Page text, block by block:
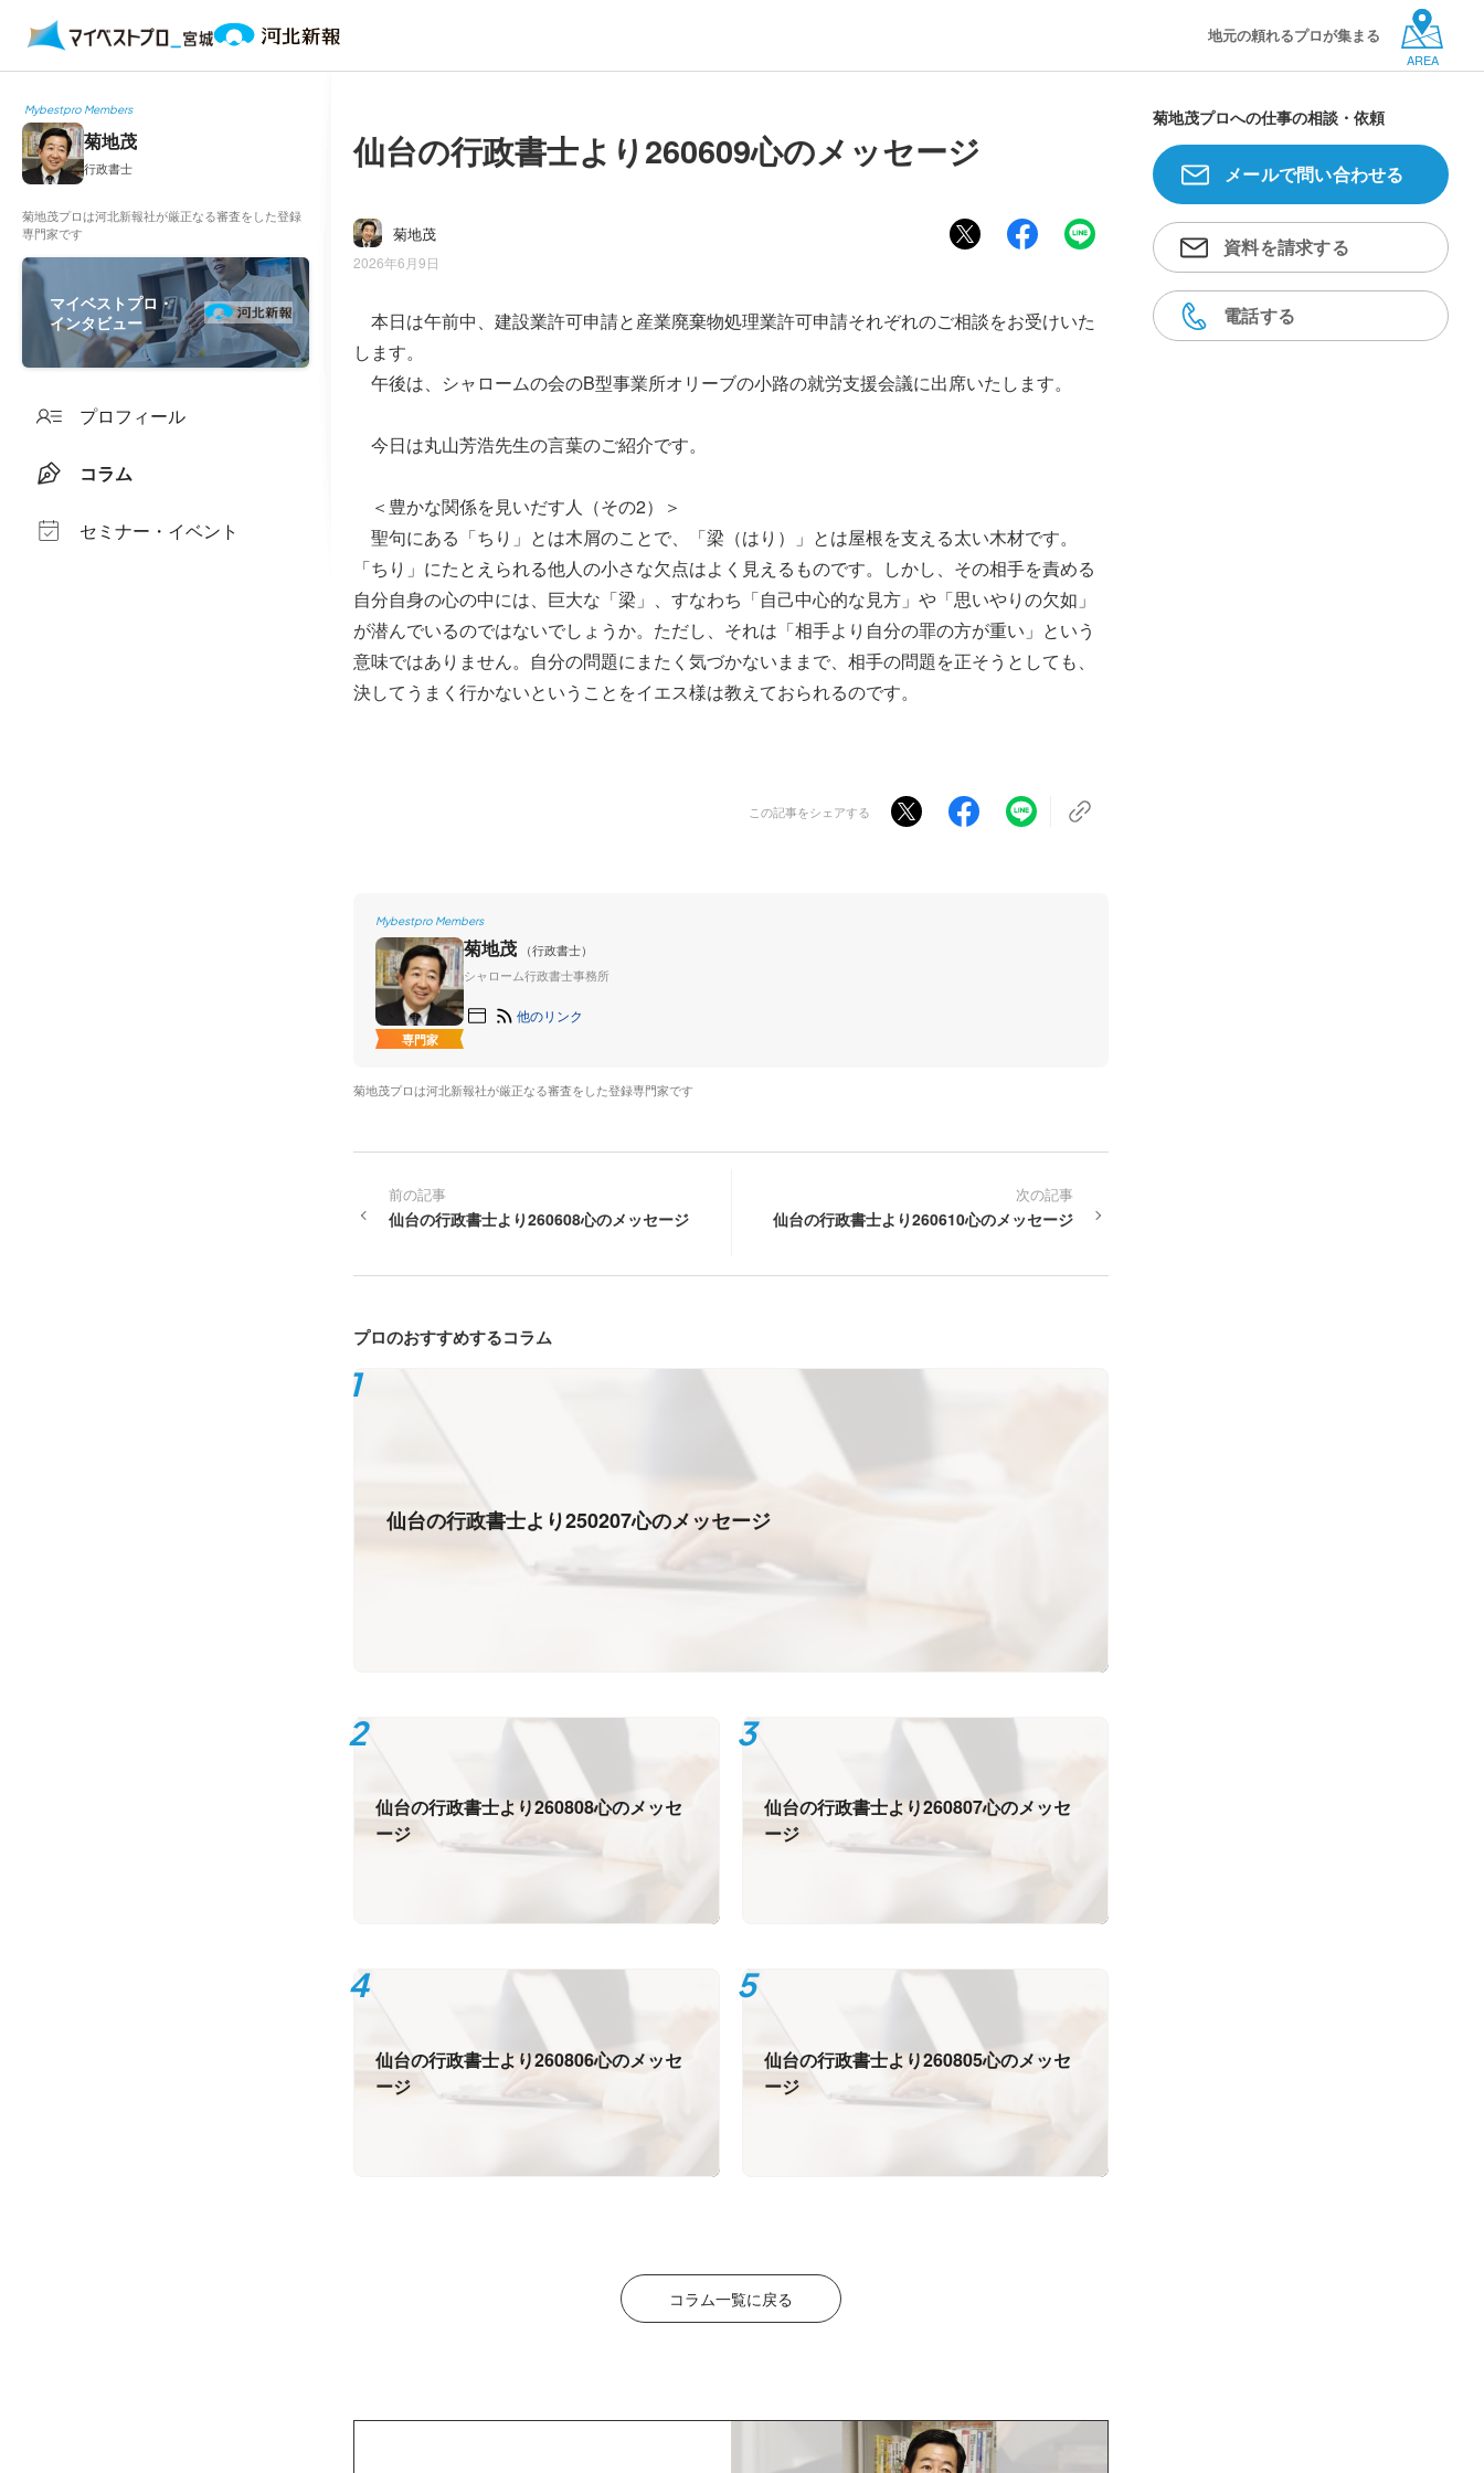
地元の頼れるプロが集まる
AREA
Mybestpro Members
菊地茂
行政書士
菊地茂プロは河北新報社が厳正なる審査をした登録
専門家です
マイベストプロ・
インタビュー
プロフィール
コラム
セミナー・イベント
仙台の行政書士より260609心のメッセージ
菊地茂
2026年6月9日
本日は午前中、建設業許可申請と産業廃棄物処理業許可申請それぞれのご相談をお受けいた
します。
午後は、シャロームの会のB型事業所オリーブの小路の就労支援会議に出席いたします。
今日は丸山芳浩先生の言葉のご紹介です。
＜豊かな関係を見いだす人（その2）＞
聖句にある「ちり」とは木屑のことで、「梁（はり）」とは屋根を支える太い木材です。
「ちり」にたとえられる他人の小さな欠点はよく見えるものです。しかし、その相手を責める
自分自身の心の中には、巨大な「梁」、すなわち「自己中心的な見方」や「思いやりの欠如」
が潜んでいるのではないでしょうか。ただし、それは「相手より自分の罪の方が重い」という
意味ではありません。自分の問題にまたく気づかないままで、相手の問題を正そうとしても、
決してうまく行かないということをイエス様は教えておられるのです。
この記事をシェアする
Mybestpro Members
専門家
菊地茂
（行政書士）
シャローム行政書士事務所
他のリンク
菊地茂プロは河北新報社が厳正なる審査をした登録専門家です
前の記事
仙台の行政書士より260608心のメッセージ
次の記事
仙台の行政書士より260610心のメッセージ
プロのおすすめするコラム
仙台の行政書士より250207心のメッセージ
仙台の行政書士より260808心のメッセ
ージ
仙台の行政書士より260807心のメッセ
ージ
仙台の行政書士より260806心のメッセ
ージ
仙台の行政書士より260805心のメッセ
ージ
コラム一覧に戻る
菊地茂プロへの仕事の相談・依頼
メールで問い合わせる
資料を請求する
電話する